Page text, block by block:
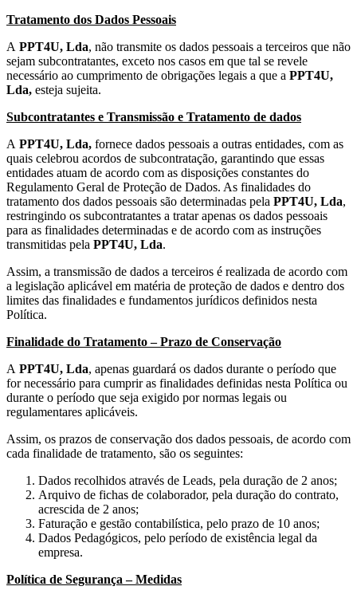
Tratamento dos Dados Pessoais
A PPT4U, Lda, não transmite os dados pessoais a terceiros que não
sejam subcontratantes, exceto nos casos em que tal se revele
necessário ao cumprimento de obrigações legais a que a PPT4U,
Lda, esteja sujeita.
Subcontratantes e Transmissão e Tratamento de dados
A PPT4U, Lda, fornece dados pessoais a outras entidades, com as
quais celebrou acordos de subcontratação, garantindo que essas
entidades atuam de acordo com as disposições constantes do
Regulamento Geral de Proteção de Dados. As finalidades do
tratamento dos dados pessoais são determinadas pela PPT4U, Lda,
restringindo os subcontratantes a tratar apenas os dados pessoais
para as finalidades determinadas e de acordo com as instruções
transmitidas pela PPT4U, Lda.
Assim, a transmissão de dados a terceiros é realizada de acordo com
a legislação aplicável em matéria de proteção de dados e dentro dos
limites das finalidades e fundamentos jurídicos definidos nesta
Política.
Finalidade do Tratamento – Prazo de Conservação
A PPT4U, Lda, apenas guardará os dados durante o período que
for necessário para cumprir as finalidades definidas nesta Política ou
durante o período que seja exigido por normas legais ou
regulamentares aplicáveis.
Assim, os prazos de conservação dos dados pessoais, de acordo com
cada finalidade de tratamento, são os seguintes:
Dados recolhidos através de Leads, pela duração de 2 anos;
Arquivo de fichas de colaborador, pela duração do contrato,
acrescida de 2 anos;
Faturação e gestão contabilística, pelo prazo de 10 anos;
Dados Pedagógicos, pelo período de existência legal da
empresa.
Política de Segurança – Medidas